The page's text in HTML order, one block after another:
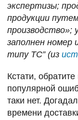
экспертизы;
продукции
производство»;
заполнен
типу ТС” (из
Кстати,
популярной
таки нет.
времени